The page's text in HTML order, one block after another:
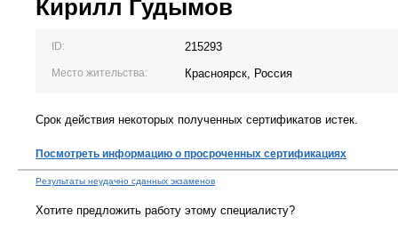
Кирилл Гудымов
ID: 215293
Место жительства: Красноярск, Россия
Срок действия некоторых полученных сертификатов истек.
Посмотреть информацию о просроченных сертификациях
Результаты неудачно сданных экзаменов
Хотите предложить работу этому специалисту?